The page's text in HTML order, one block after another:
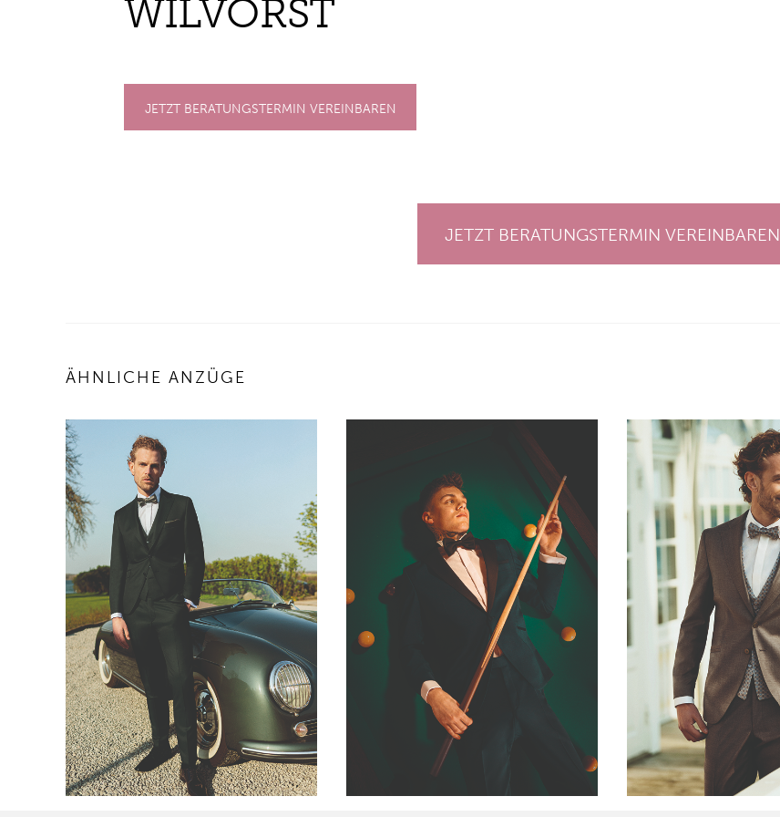
WIL­VORST
JETZT BERATUNGSTERMIN VEREINBAREN
JETZT BERATUNGSTERMIN VEREINBAREN
ÄHNLICHE ANZÜGE